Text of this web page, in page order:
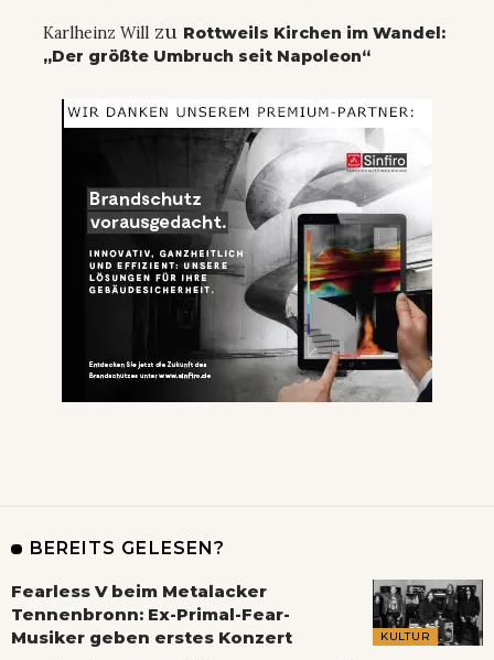
Karlheinz Will zu Rottweils Kirchen im Wandel:
„Der größte Umbruch seit Napoleon“
BEREITS GELESEN?
KULTUR
Fearless V beim Metalacker
Tennenbronn: Ex-Primal-Fear-
Musiker geben erstes Konzert